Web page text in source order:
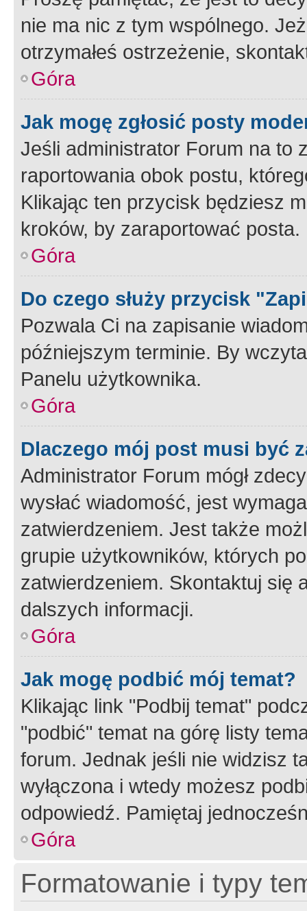
nie ma nic z tym wspólnego.
otrzymałeś ostrzeżenie,
Góra
Jak mogę zgłosić posty
Jeśli administrator Forum na to
raportowania obok postu,
Klikając ten przycisk będziesz
kroków, by zaraportować posta.
Góra
Do czego służy przycisk
Pozwala Ci na zapisanie
późniejszym terminie. By
Panelu użytkownika.
Góra
Dlaczego mój post musi być
Administrator Forum mógł
wysłać wiadomość, jest
zatwierdzeniem. Jest także
grupie użytkowników, których
zatwierdzeniem. Skontaktuj się
dalszych informacji.
Góra
Jak mogę podbić mój temat?
Klikając link "Podbij temat"
"podbić" temat na górę listy
forum. Jednak jeśli nie widzisz
wyłączona i wtedy możesz
odpowiedź. Pamiętaj
Góra
Formatowanie i typy